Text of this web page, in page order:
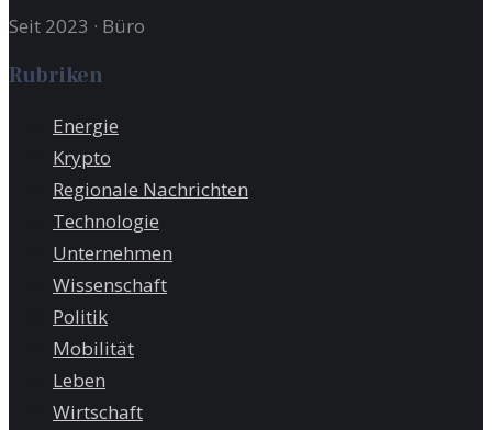
Seit 2023 · Büro
Rubriken
Energie
Krypto
Regionale Nachrichten
Technologie
Unternehmen
Wissenschaft
Politik
Mobilität
Leben
Wirtschaft